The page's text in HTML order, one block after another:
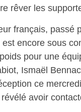
rêver les
français, passé
encore sous
pour une
Ismaël
ce
avoir